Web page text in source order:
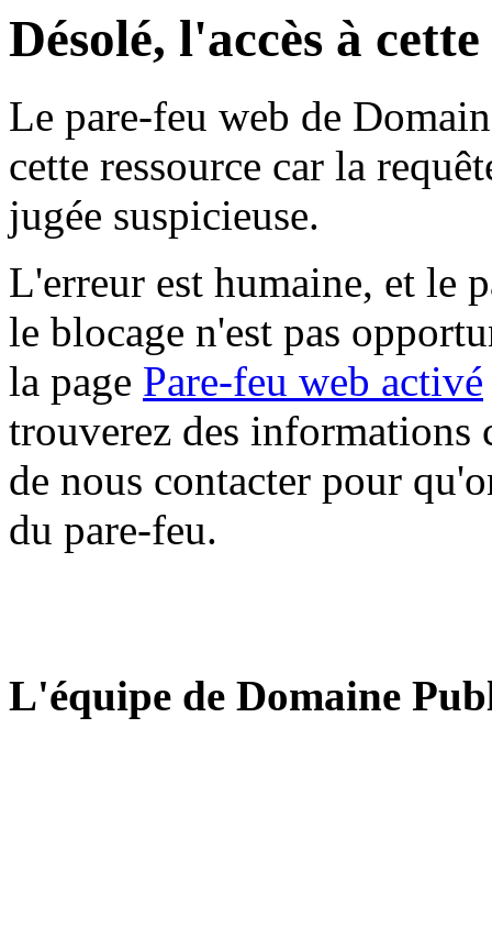
Désolé, l'accès à
Le pare-feu web de
cette ressource car la
jugée suspicieuse.
L'erreur est humaine, et le
le blocage n'est pas
la page Pare-feu web activé
trouverez des informations
de nous contacter pour
du pare-feu.
L'équipe de Domaine